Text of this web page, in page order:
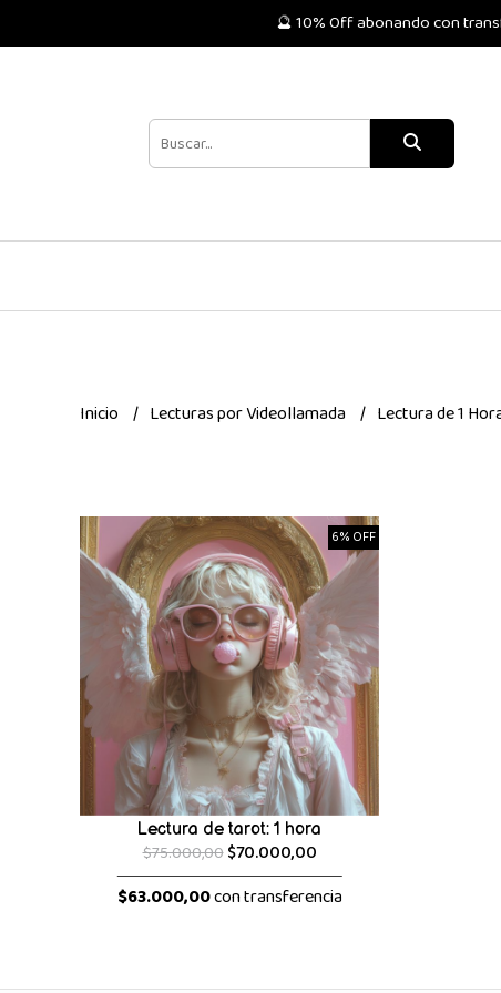
🔮 10% Off abonando con
Inicio Lecturas por Videollamada Lectura de 1
6% OFF
Lectura de tarot: 1 hora
$75.000,00$70.000,00
$63.000,00con transferencia